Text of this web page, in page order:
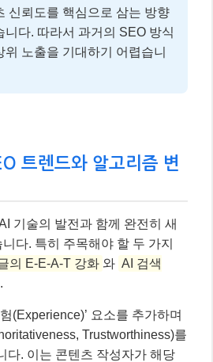
신뢰도를 핵심으로 삼는 방향
니다. 따라서 과거의 SEO 방식
노출을 기대하기 어렵습니
트렌드와 알고리즘 변
기술의 발전과 함께 완전히 새
다. 특히 주목해야 할 두 가지
의 E-E-A-T 강화 와 AI 검색
(Experience)’ 요소를 추가하며
Trustworthiness)를
다. 이는 콘텐츠 작성자가 해당